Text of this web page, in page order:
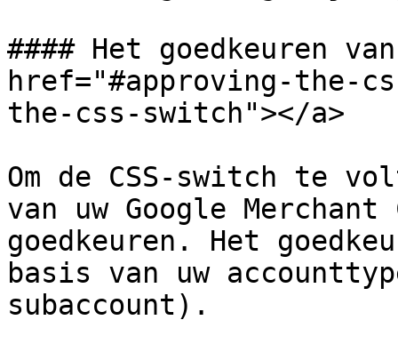
#### Het goedkeuren
href="#approving-the-
the-css-switch"></a>
Om de CSS-switch te
van uw Google
goedkeuren. Het
basis van uw
subaccount).